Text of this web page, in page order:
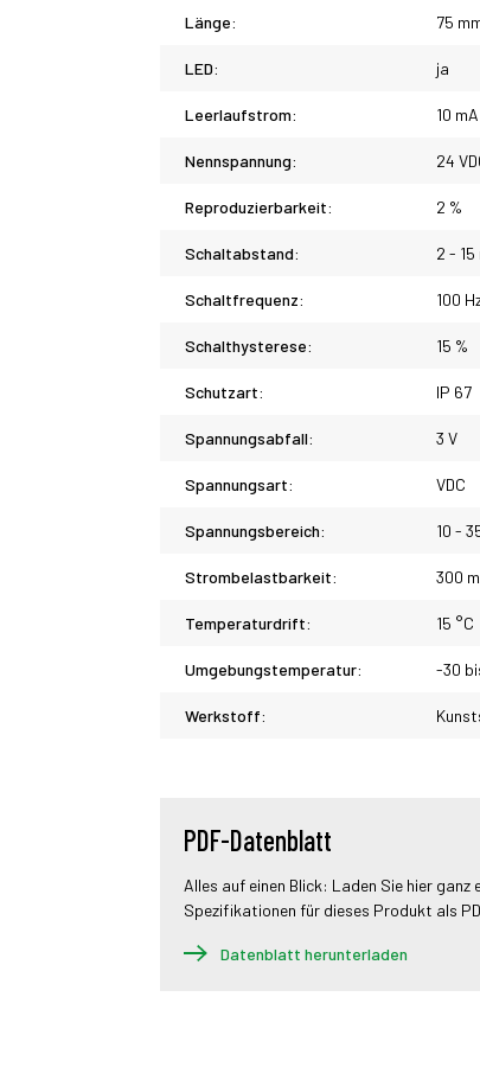
Länge: 75
LED: ja
Leerlaufstrom: 10 mA
Nennspannung: 24
Reproduzierbarkeit: 2 %
Schaltabstand: 2 - 15
Schaltfrequenz: 100
Schalthysterese: 15 %
Schutzart: IP 67
Spannungsabfall: 3 V
Spannungsart: VDC
Spannungsbereich: 10 -
Strombelastbarkeit: 300
Temperaturdrift: 15 °C
Umgebungstemperatur: -30
Werkstoff:
PDF-Datenblatt
Alles auf einen Blick: Laden Sie hier ganz
Spezifikationen für dieses Produkt als
Datenblatt herunterladen